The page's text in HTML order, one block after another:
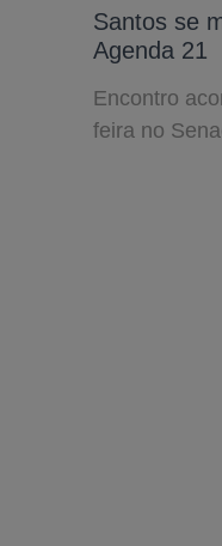
Santos se
Agenda 21
Encontro
feira no